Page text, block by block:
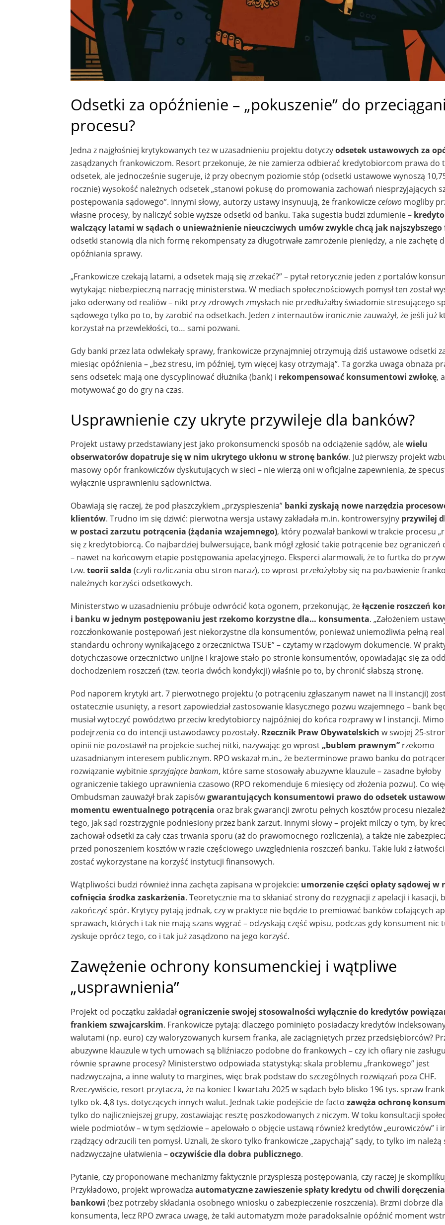
Odsetki za opóźnienie – „pokuszenie” do
procesu?
Jedna z najgłośniej krytykowanych tez w uzasadnieniu projektu dotyczyodsetek ustawowych za
zasądzanych frankowiczom. Resort przekonuje, że nie zamierza odbierać kredytobiorcom prawa do
odsetek, ale jednocześnie sugeruje, iż przy obecnym poziomie stóp (odsetki ustawowe wynoszą
rocznie) wysokość należnych odsetek „stanowi pokusę do promowania zachowań niesprzyjających
postępowania sądowego”. Innymi słowy, autorzy ustawy insynuują, że frankowiczecelowo mogliby
własne procesy, by naliczyć sobie wyższe odsetki od banku. Taka sugestia budzi zdumienie –
walczący latami w sądach o unieważnienie nieuczciwych umów zwykle chcą jak najszybszego
odsetki stanowią dla nich formę rekompensaty za długotrwałe zamrożenie pieniędzy, a nie zachętę
opóźniania sprawy.
„Frankowicze czekają latami, a odsetek mają się zrzekać?” – pytał retorycznie jeden z portalów
wytykając niebezpieczną narrację ministerstwa. W mediach społecznościowych pomysł ten został
jako oderwany od realiów – nikt przy zdrowych zmysłach nie przedłużałby świadomie stresującego
sądowego tylko po to, by zarobić na odsetkach. Jeden z internautów ironicznie zauważył, że jeśli już
korzystał na przewlekłości, to… sami pozwani.
Gdy banki przez lata odwlekały sprawy, frankowicze przynajmniej otrzymują dziś ustawowe odsetki
miesiąc opóźnienia – „bez stresu, im później, tym więcej kasy otrzymają”. Ta gorzka uwaga obnaża
sens odsetek: mają one dyscyplinować dłużnika (bank) i rekompensować konsumentowi zwłokę,
motywować go do gry na czas.
Usprawnienie czy ukryte przywileje dla banków?
Projekt ustawy przedstawiany jest jako prokonsumencki sposób na odciążenie sądów, alewielu
obserwatorów dopatruje się w nim ukrytego ukłonu w stronę banków. Już pierwszy projekt
masowy opór frankowiczów dyskutujących w sieci – nie wierzą oni w oficjalne zapewnienia, że
wyłącznie usprawnieniu sądownictwa.
Obawiają się raczej, że pod płaszczykiem „przyspieszenia” banki zyskają nowe narzędzia
klientów. Trudno im się dziwić: pierwotna wersja ustawy zakładała m.in. kontrowersyjny przywilej
w postaci zarzutu potrącenia (żądania wzajemnego), który pozwalał bankowi w trakcie procesu
się z kredytobiorcą. Co najbardziej bulwersujące, bank mógł zgłosić takie potrącenie bez ograniczeń
– nawet na końcowym etapie postępowania apelacyjnego. Eksperci alarmowali, że to furtka do
tzw. teorii salda (czyli rozliczania obu stron naraz), co wprost przełożyłoby się na pozbawienie
należnych korzyści odsetkowych.
Ministerstwo w uzasadnieniu próbuje odwrócić kota ogonem, przekonując, żełączenie roszczeń
i banku w jednym postępowaniu jest rzekomo korzystne dla… konsumenta. „Założeniem
rozczłonkowanie postępowań jest niekorzystne dla konsumentów, ponieważ uniemożliwia pełną
standardu ochrony wynikającego z orzecznictwa TSUE” – czytamy w rządowym dokumencie. W
dotychczasowe orzecznictwo unijne i krajowe stało po stronie konsumentów, opowiadając się za
dochodzeniem roszczeń (tzw. teoria dwóch kondykcji) właśnie po to, by chronić słabszą stronę.
Pod naporem krytyki art. 7 pierwotnego projektu (o potrąceniu zgłaszanym nawet na II instancji)
ostatecznie usunięty, a resort zapowiedział zastosowanie klasycznego pozwu wzajemnego – bank
musiał wytoczyć powództwo przeciw kredytobiorcy najpóźniej do końca rozprawy w I instancji.
podejrzenia co do intencji ustawodawcy pozostały. Rzecznik Praw Obywatelskich w swojej 25-
opinii nie pozostawił na projekcie suchej nitki, nazywając go wprost „bublem prawnym” rzekomo
uzasadnianym interesem publicznym. RPO wskazał m.in., że bezterminowe prawo banku do
rozwiązanie wybitniesprzyjające bankom, które same stosowały abuzywne klauzule – zasadne byłoby
ograniczenie takiego uprawnienia czasowo (RPO rekomenduje 6 miesięcy od złożenia pozwu). Co
Ombudsman zauważył brak zapisówgwarantujących konsumentowi prawo do odsetek
momentu ewentualnego potrącenia oraz brak gwarancji zwrotu pełnych kosztów procesu
tego, jak sąd rozstrzygnie podniesiony przez bank zarzut. Innymi słowy – projekt milczy o tym, by
zachował odsetki za cały czas trwania sporu (aż do prawomocnego rozliczenia), a także nie
przed ponoszeniem kosztów w razie częściowego uwzględnienia roszczeń banku. Takie luki z
zostać wykorzystane na korzyść instytucji finansowych.
Wątpliwości budzi również inna zachęta zapisana w projekcie: umorzenie części opłaty sądowej w
cofnięcia środka zaskarżenia. Teoretycznie ma to skłaniać strony do rezygnacji z apelacji i kasacji,
zakończyć spór. Krytycy pytają jednak, czy w praktyce nie będzie to premiować banków cofających
sprawach, których i tak nie mają szans wygrać – odzyskają część wpisu, podczas gdy konsument nic
zyskuje oprócz tego, co i tak już zasądzono na jego korzyść.
Zawężenie ochrony konsumenckiej i wątpliwe
„usprawnienia”
Projekt od początku zakładałograniczenie swojej stosowalności wyłącznie do kredytów
frankiem szwajcarskim. Frankowicze pytają: dlaczego pominięto posiadaczy kredytów
walutami (np. euro) czy waloryzowanych kursem franka, ale zaciągniętych przez przedsiębiorców?
abuzywne klauzule w tych umowach są bliźniaczo podobne do frankowych – czy ich ofiary nie
równie sprawne procesy? Ministerstwo odpowiada statystyką: skala problemu „frankowego” jest
nadzwyczajna, a inne waluty to margines, więc brak podstaw do szczególnych rozwiązań poza CHF.
Rzeczywiście, resort przytacza, że na koniec I kwartału 2025 w sądach było blisko 196 tys. spraw
tylko ok. 4,8 tys. dotyczących innych walut. Jednak takie podejście de facto zawęża ochronę
tylko do najliczniejszej grupy, zostawiając resztę poszkodowanych z niczym. W toku konsultacji
wiele podmiotów – w tym sędziowie – apelowało o objęcie ustawą również kredytów „eurowiczów” i
rządzący odrzucili ten pomysł. Uznali, że skoro tylko frankowicze „zapychają” sądy, to tylko im należą
nadzwyczajne ułatwienia –oczywiście dla dobra publicznego.
Pytanie, czy proponowane mechanizmy faktycznie przyspieszą postępowania, czy raczej je
Przykładowo, projekt wprowadza automatyczne zawieszenie spłaty kredytu od chwili
bankowi (bez potrzeby składania osobnego wniosku o zabezpieczenie roszczenia). Brzmi dobrze dla
konsumenta, lecz RPO zwraca uwagę, że taki automatyzm może paradoksalnie opóźnić moment